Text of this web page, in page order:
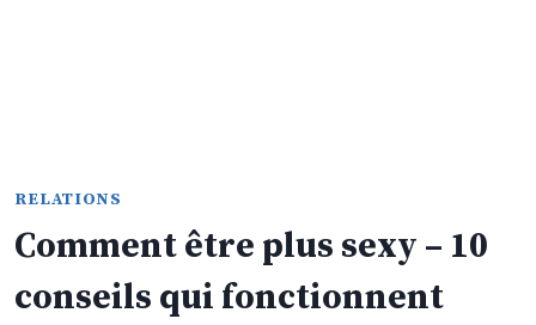
RELATIONS
Comment être plus sexy – 10
conseils qui fonctionnent